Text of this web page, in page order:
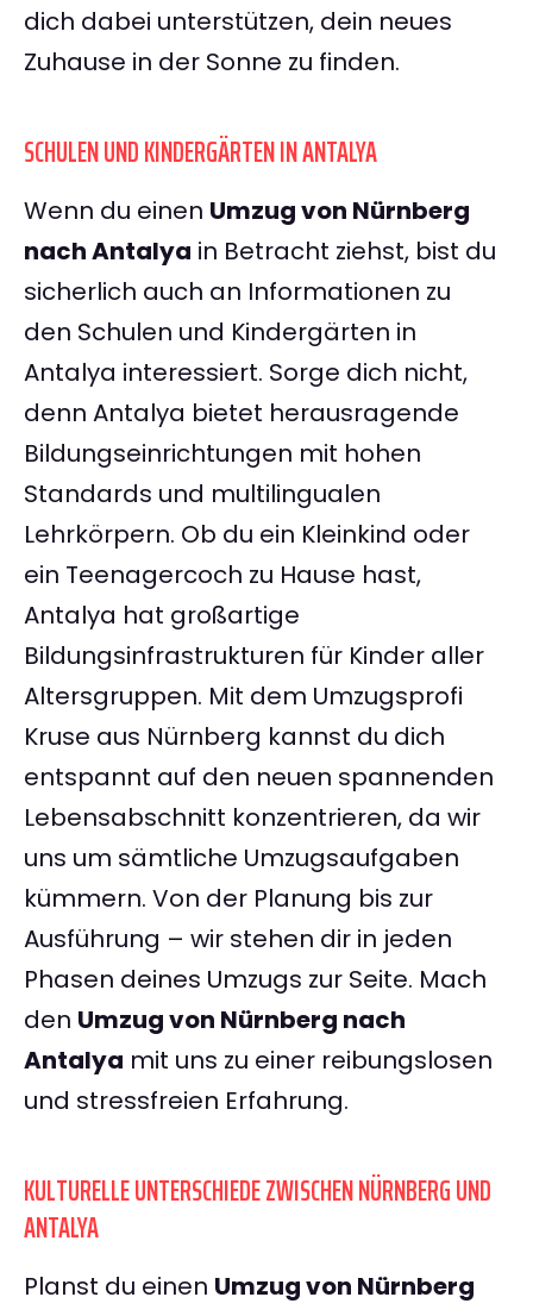
dich dabei unterstützen, dein neues
Zuhause in der Sonne zu finden.
SCHULEN UND KINDERGÄRTEN IN ANTALYA
Wenn du einen Umzug von Nürnberg
nach Antalya in Betracht ziehst, bist du
sicherlich auch an Informationen zu
den Schulen und Kindergärten in
Antalya interessiert. Sorge dich nicht,
denn Antalya bietet herausragende
Bildungseinrichtungen mit hohen
Standards und multilingualen
Lehrkörpern. Ob du ein Kleinkind oder
ein Teenagercoch zu Hause hast,
Antalya hat großartige
Bildungsinfrastrukturen für Kinder aller
Altersgruppen. Mit dem Umzugsprofi
Kruse aus Nürnberg kannst du dich
entspannt auf den neuen spannenden
Lebensabschnitt konzentrieren, da wir
uns um sämtliche Umzugsaufgaben
kümmern. Von der Planung bis zur
Ausführung – wir stehen dir in jeden
Phasen deines Umzugs zur Seite. Mach
den Umzug von Nürnberg nach
Antalya mit uns zu einer reibungslosen
und stressfreien Erfahrung.
KULTURELLE UNTERSCHIEDE ZWISCHEN NÜRNBERG UND
ANTALYA
Planst du einen Umzug von Nürnberg